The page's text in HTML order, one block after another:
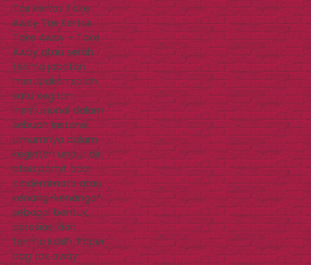
Tas Kertas Take
Away Tas Kertas
Take Away – Take
Away atau serah
terima jabatan
merupakan salah
satu kegitan
institusional dalam
sebuah instansi.
Umumnya dalam
kegiatan undur diri
atau pamit ada
cinderamata atau
kenang-kenangan
sebagai bentuk
apresiasi dan
terima kasih. Paper
bag tak away